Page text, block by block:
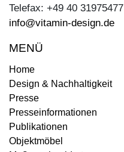
Telefax: +49 40 31975477
info@vitamin-design.de
MENÜ
Home
Design & Nachhaltigkeit
Presse
Presseinformationen
Publikationen
Objektmöbel